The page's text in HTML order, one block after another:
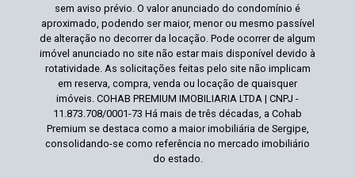
sem aviso prévio. O valor anunciado do condomínio é
aproximado, podendo ser maior, menor ou mesmo passível
de alteração no decorrer da locação. Pode ocorrer de algum
imóvel anunciado no site não estar mais disponível devido à
rotatividade. As solicitações feitas pelo site não implicam
em reserva, compra, venda ou locação de quaisquer
imóveis. COHAB PREMIUM IMOBILIARIA LTDA | CNPJ -
11.873.708/0001-73 Há mais de três décadas, a Cohab
Premium se destaca como a maior imobiliária de Sergipe,
consolidando-se como referência no mercado imobiliário
do estado.